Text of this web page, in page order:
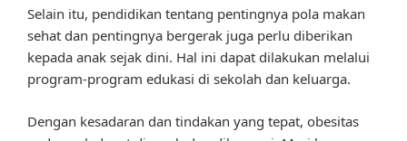
Selain itu, pendidikan tentang pentingnya pola makan
sehat dan pentingnya bergerak juga perlu diberikan
kepada anak sejak dini. Hal ini dapat dilakukan melalui
program-program edukasi di sekolah dan keluarga.
Dengan kesadaran dan tindakan yang tepat, obesitas